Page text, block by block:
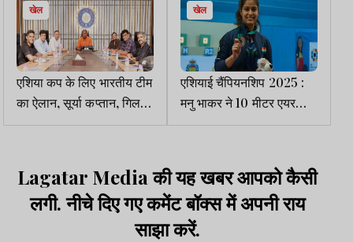
खेल
एशिया कप के लिए भारतीय टीम
का ऐलान, सूर्या कप्तान, गिल
उपकप्तान
खेल
एशियाई चैंपियनशिप 2025 :
मनु भाकर ने 10 मीटर एयर
पिस्टल में जीता कांस्य
Lagatar Media की यह खबर आपको कैसी
लगी. नीचे दिए गए कमेंट बॉक्स में अपनी राय
साझा करें.